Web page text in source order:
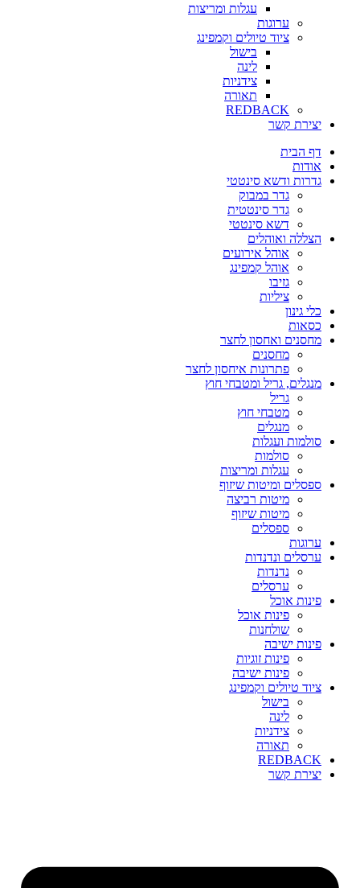
עגלות ומריצות
ערוגות
ציוד טיולים וקמפינג
בישול
לינה
צידניות
תאורה
REDBACK
יצירת קשר
דף הבית
אודות
גדרות ודשא סינטטי
גדר במבוק
גדר סינטטית
דשא סינטטי
הצללה ואוהלים
אוהל אירועים
אוהל קמפינג
גזיבו
ציליות
כלי גינון
כסאות
מחסנים ואחסון לחצר
מחסנים
פתרונות איחסון לחצר
מנגלים, גריל ומטבחי חוץ
גריל
מטבחי חוץ
מנגלים
סולמות ועגלות
סולמות
עגלות ומריצות
ספסלים ומיטות שיזוף
מיטות רביצה
מיטות שיזוף
ספסלים
ערוגות
ערסלים ונדנדות
נדנדות
ערסלים
פינות אוכל
פינות אוכל
שולחנות
פינות ישיבה
פינות זוגיות
פינות ישיבה
ציוד טיולים וקמפינג
בישול
לינה
צידניות
תאורה
REDBACK
יצירת קשר